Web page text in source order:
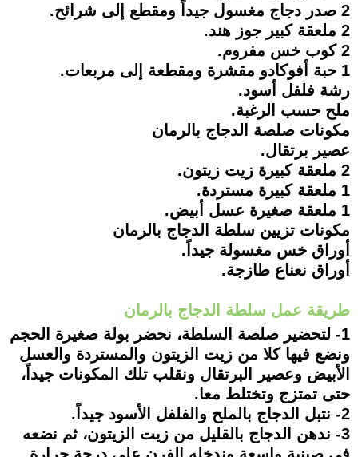
2 صدر دجاج مغسول جيداً ومقطع إلى شرائح.
2 ملعقة كبير جوز هند.
2 كوب خس مفروم.
1 حبة أفوكادو مقشرة ومقطعة إلى مربعات.
رشة فلفل أسود.
ملح حسب الرغبة.
مكونات صلصة الدجاج بالرمان
عصير برتقال.
2 ملعقة كبيرة زيت زيتون.
1 ملعقة كبيرة مستردة.
1 ملعقة صغيرة عسل أبيض.
مكونات تزيين سلطة الدجاج بالرمان
أوراق خس مغسولة جيداً.
أوراق نعناع طازجة.
طريقة عمل سلطة الدجاج بالرمان
1- لتحضير صلصة السلطة، نحضر بولة صغيرة الحجم
ونضع فيها كلا من زيت الزيتون والمستردة والعسل
الأبيض وعصير البرتقال ونقلب تلك المكونات جيداً،
حتى تمتزج وتختلط معا.
2- نتبل الدجاج بالملح والفلفل الأسود جيداً.
3- ندهن الدجاج بالقليل من زيت الزيتون، ثم نضعه